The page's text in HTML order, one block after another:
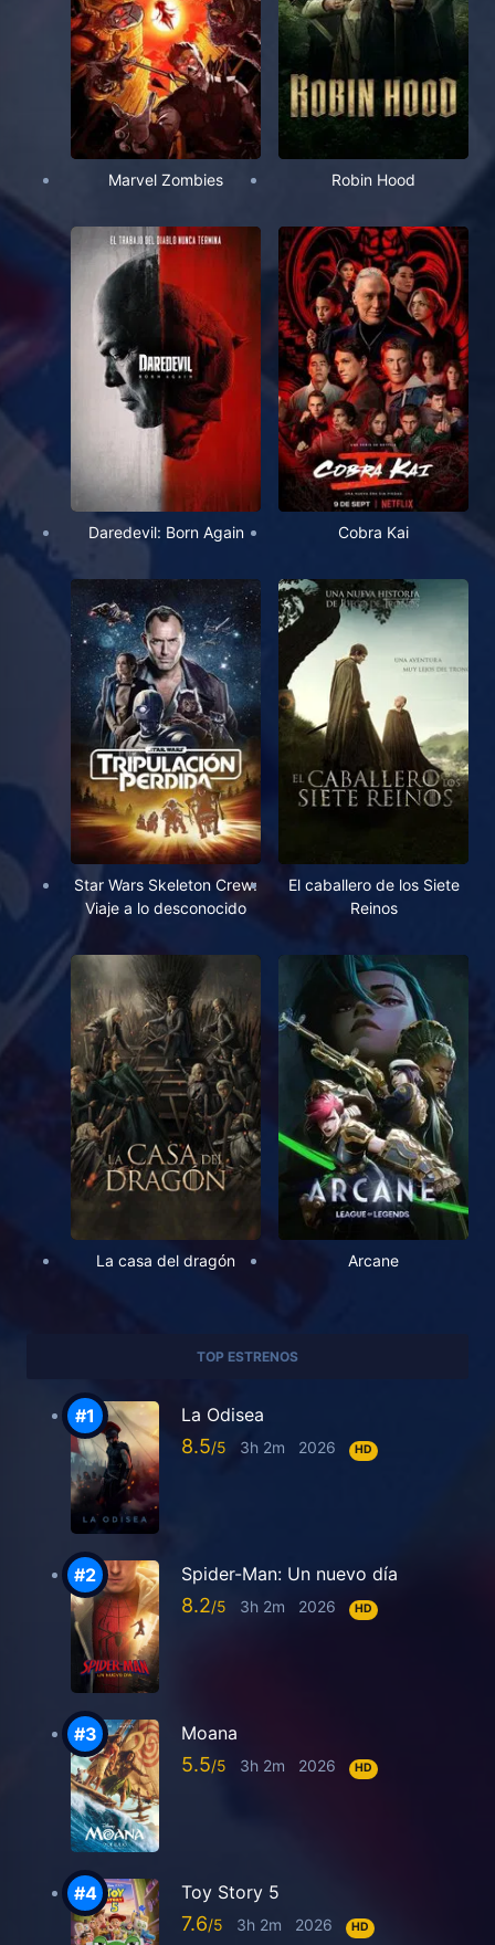
Marvel Zombies Robin Hood
Daredevil: Born Again Cobra Kai
Star Wars Skeleton Crew:
Viaje a lo desconocido
El caballero de los Siete
Reinos
La casa del dragón Arcane
TOP ESTRENOS
La Odisea
8.5 3h 2m 2026 HD
Spider-Man: Un nuevo día
8.2 3h 2m 2026 HD
Moana
5.5 3h 2m 2026 HD
Toy Story 5
7.6 3h 2m 2026 HD